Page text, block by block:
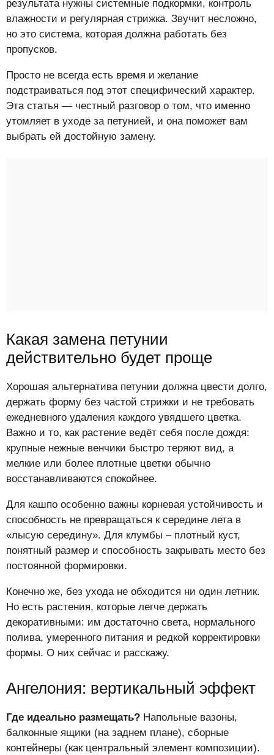
результата нужны системные подкормки, контроль
влажности и регулярная стрижка. Звучит несложно,
но это система, которая должна работать без
пропусков.
Просто не всегда есть время и желание
подстраиваться под этот специфический характер.
Эта статья — честный разговор о том, что именно
утомляет в уходе за петунией, и она поможет вам
выбрать ей достойную замену.
Какая замена петунии
действительно будет проще
Хорошая альтернатива петунии должна цвести долго,
держать форму без частой стрижки и не требовать
ежедневного удаления каждого увядшего цветка.
Важно и то, как растение ведёт себя после дождя:
крупные нежные венчики быстро теряют вид, а
мелкие или более плотные цветки обычно
восстанавливаются спокойнее.
Для кашпо особенно важны корневая устойчивость и
способность не превращаться к середине лета в
«лысую середину». Для клумбы – плотный куст,
понятный размер и способность закрывать место без
постоянной формировки.
Конечно же, без ухода не обходится ни один летник.
Но есть растения, которые легче держать
декоративными: им достаточно света, нормального
полива, умеренного питания и редкой корректировки
формы. О них сейчас и расскажу.
Ангелония: вертикальный эффект
Где идеально размещать? Напольные вазоны,
балконные ящики (на заднем плане), сборные
контейнеры (как центральный элемент композиции).